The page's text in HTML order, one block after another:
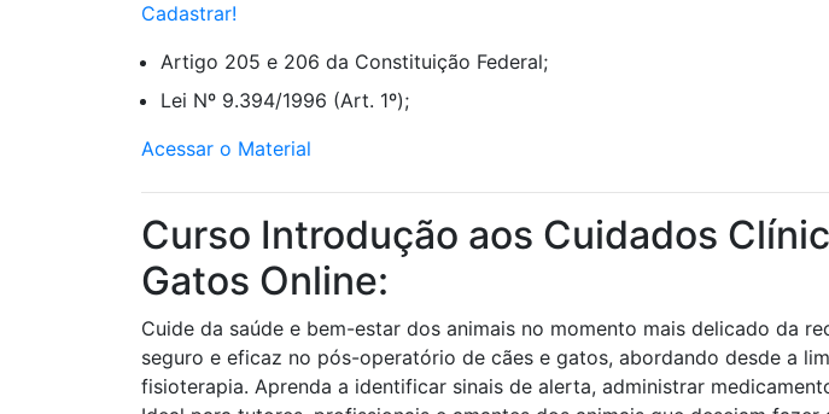
Cadastrar!
Artigo 205 e 206 da Constituição Federal;
Lei Nº 9.394/1996 (Art. 1º);
Acessar o Material
Curso Introdução aos Cuidados
Gatos Online:
Cuide da saúde e bem-estar dos animais no momento mais delicado da
seguro e eficaz no pós-operatório de cães e gatos, abordando desde a
fisioterapia. Aprenda a identificar sinais de alerta, administrar